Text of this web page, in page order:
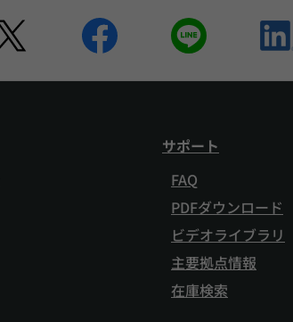
サポート
FAQ
PDFダウンロード
ビデオライブラリ
主要拠点情報
在庫検索